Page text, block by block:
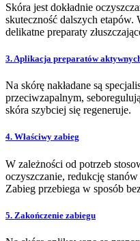
Skóra jest dokładnie
skuteczność dalszych etapów.
delikatne preparaty
3. Aplikacja preparatów
Na skórę nakładane są
przeciwzapalnym,
skóra szybciej się regeneruje.
4. Właściwy zabieg
W zależności od potrzeb
oczyszczanie, redukcję
Zabieg przebiega w sposób
5. Zakończenie zabiegu